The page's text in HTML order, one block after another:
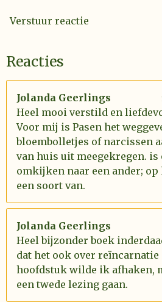
Verstuur reactie
Reacties
Jolanda Geerlings
Heel mooi verstild en
Voor mij is Pasen het
bloembolletjes of narcissen
van huis uit meegekregen.
omkijken naar een ander; op
een soort van.
Jolanda Geerlings
Heel bijzonder boek
dat het ook over reïncarnatie
hoofdstuk wilde ik afhaken,
een twede lezing gaan.